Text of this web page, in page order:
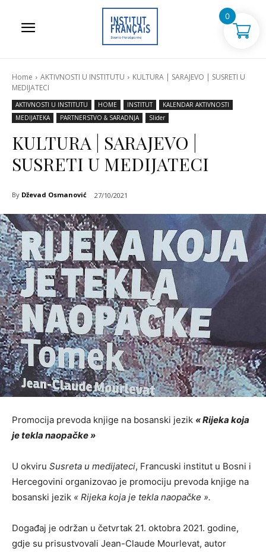
Home AKTIVNOSTI U INSTITUTU
KULTURA | SARAJEVO | SUSRETI U
MEDIJATECI
AKTIVNOSTI U INSTITUTU HOME INSTITUT
KALENDAR AKTIVNOSTI
MEDIJATEKA
PARTNERSTVO & SARADNJA Slider
KULTURA | SARAJEVO |
SUSRETI U MEDIJATECI
By Dževad Osmanović 27/10/2021
Promocija prevoda knjige na bosanski jezik « Rijeka koja
je tekla naopačke »
U okviru Susreta u medijateci, Francuski institut u Bosni i
Hercegovini organizovao je promociju prevoda knjige na
bosanski jezik « Rijeka koja je tekla naopačke ».
Događaj je održan u četvrtak 21. oktobra 2021. godine,
gdje su prisustvovali Jean-Claude Mourlevat, autor
0